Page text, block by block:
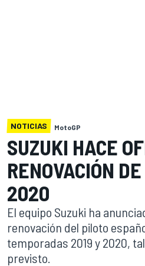
NOTICIAS MotoGP
SUZUKI HACE
RENOVACIÓN
2020
El equipo Suzuki ha
renovación del piloto
temporadas 2019 y 2020,
previsto.